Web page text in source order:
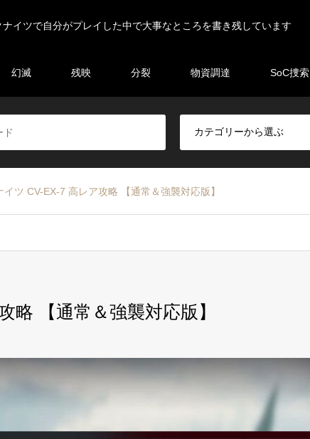
ナイツで自分がプレイした中で大事なところを書き残しています
幻滅 残映 分裂 物資調達 SoC捜索
イツ CV-EX-7 高レア攻略 【通常＆強襲対応版】
略 【通常＆強襲対応版】